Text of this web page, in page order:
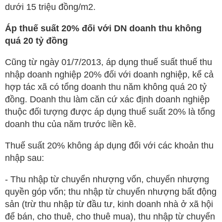
dưới 15 triệu đồng/m2.
Áp thuế suất 20% đối với DN doanh thu không
quá 20 tỷ đồng
Cũng từ ngày 01/7/2013, áp dụng thuế suất thuế thu
nhập doanh nghiệp 20% đối với doanh nghiệp, kể cả
hợp tác xã có tổng doanh thu năm không quá 20 tỷ
đồng. Doanh thu làm căn cứ xác định doanh nghiệp
thuộc đối tượng được áp dụng thuế suất 20% là tổng
doanh thu của năm trước liền kề.
Thuế suất 20% không áp dụng đối với các khoản thu
nhập sau:
- Thu nhập từ chuyển nhượng vốn, chuyển nhượng
quyền góp vốn; thu nhập từ chuyển nhượng bất động
sản (trừ thu nhập từ đầu tư, kinh doanh nhà ở xã hội
để bán, cho thuê, cho thuê mua), thu nhập từ chuyển